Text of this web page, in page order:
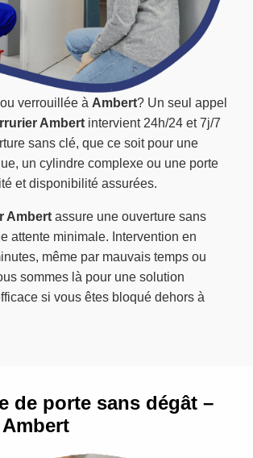
verrouillée à Ambert? Un seul appel
Ambert intervient 24h/24 et 7j/7
sans clé, que ce soit pour une
un cylindre complexe ou une porte
et disponibilité assurées.
Ambert assure une ouverture sans
attente minimale. Intervention en
même par mauvais temps ou
sommes là pour une solution
si vous êtes bloqué dehors à
de porte sans dégât –